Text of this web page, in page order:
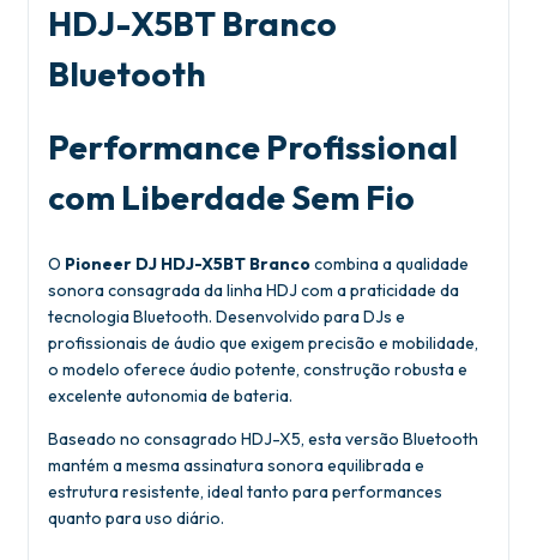
HDJ-X5BT Branco
Bluetooth
Performance Profissional
com Liberdade Sem Fio
O Pioneer DJ HDJ-X5BT Brancocombina a qualidade
sonora consagrada da linha HDJ com a praticidade da
tecnologia Bluetooth. Desenvolvido para DJs e
profissionais de áudio que exigem precisão e mobilidade,
o modelo oferece áudio potente, construção robusta e
excelente autonomia de bateria.
Baseado no consagrado HDJ-X5, esta versão Bluetooth
mantém a mesma assinatura sonora equilibrada e
estrutura resistente, ideal tanto para performances
quanto para uso diário.